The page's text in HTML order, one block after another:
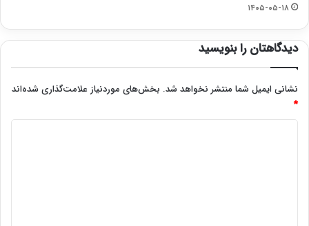
۱۴۰۵-۰۵-۱۸
دیدگاهتان را بنویسید
نشانی ایمیل شما منتشر نخواهد شد. بخش‌های موردنیاز علامت‌گذاری شده‌اند
*